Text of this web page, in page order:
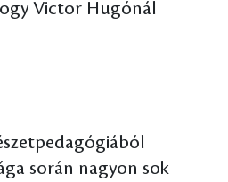
Victor Hugónál
során nagyon sok